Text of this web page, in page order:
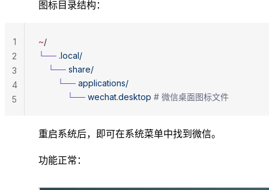
图标目录结构：
~/
└── .local/
    └──
share/
        └──
applications/
            └──
wechat.desktop # 微信桌面图标文件
1
2
3
4
5
重启系统后，即可在系统菜单中找到微信。
功能正常：